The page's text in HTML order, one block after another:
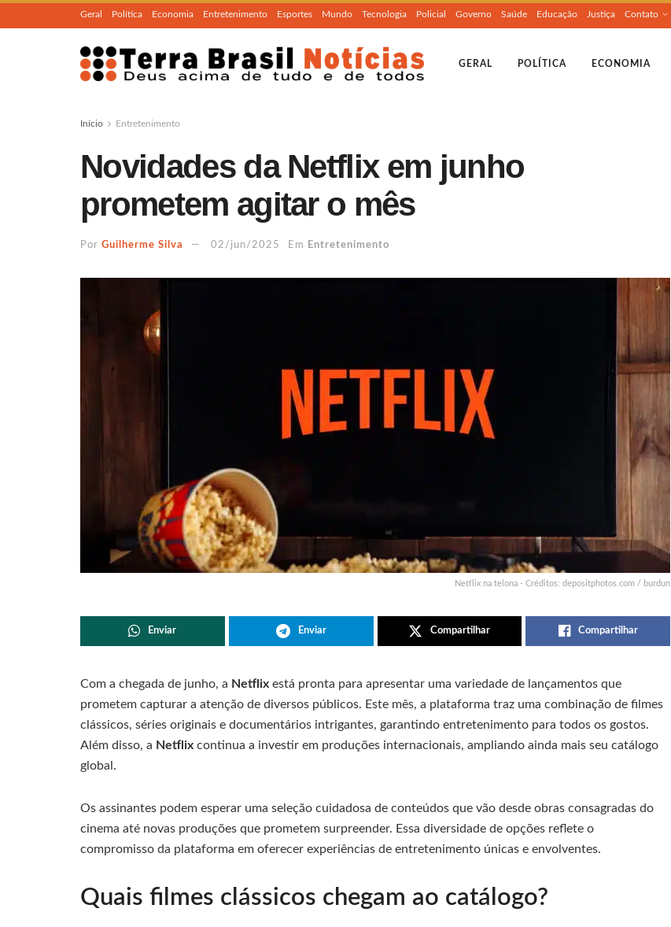
Geral Política Economia Entretenimento Esportes Mundo Tecnologia Policial Governo Saúde Educação Justiça Contato
GERAL POLÍTICA ECONOMIA
Início Entretenimento
Novidades da Netflix em junho
prometem agitar o mês
Por Guilherme Silva 02/jun/2025 Em Entretenimento
Netflix na telona - Créditos: depositphotos.com / burdun
Enviar Enviar Compartilhar Compartilhar
Com a chegada de junho, a Netflix está pronta para apresentar uma variedade de lançamentos que
prometem capturar a atenção de diversos públicos. Este mês, a plataforma traz uma combinação de filmes
clássicos, séries originais e documentários intrigantes, garantindo entretenimento para todos os gostos.
Além disso, a Netflix continua a investir em produções internacionais, ampliando ainda mais seu catálogo
global.
Os assinantes podem esperar uma seleção cuidadosa de conteúdos que vão desde obras consagradas do
cinema até novas produções que prometem surpreender. Essa diversidade de opções reflete o
compromisso da plataforma em oferecer experiências de entretenimento únicas e envolventes.
Quais filmes clássicos chegam ao catálogo?